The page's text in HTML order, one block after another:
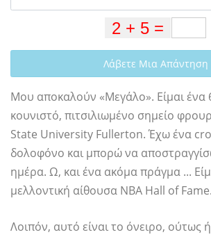
Λάβετε Μια Απάντηση
Μου αποκαλούν «Μεγάλο». Είμαι ένα
κουνιστό, πιτσιλιωμένο σημείο
State University Fullerton. Έχω ένα
δολοφόνο και μπορώ να
ημέρα. Ω, και ένα ακόμα πράγμα ...
μελλοντική αίθουσα NBA Hall of Fame.
Λοιπόν, αυτό είναι το όνειρο, ούτως